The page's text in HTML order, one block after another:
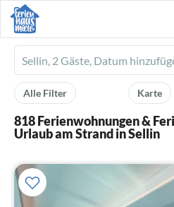
Ferienhausmiete
logo
Karte
Alle Filter
818 Ferienwohnungen &
Urlaub am Strand in Sellin